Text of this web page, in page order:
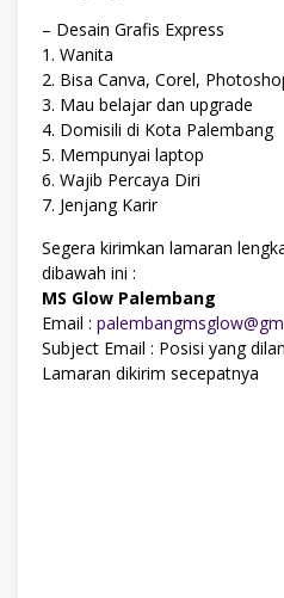
– Desain Grafis Express
1. Wanita
2. Bisa Canva, Corel,
3. Mau belajar dan upgrade
4. Domisili di Kota Palembang
5. Mempunyai laptop
6. Wajib Percaya Diri
7. Jenjang Karir
Segera kirimkan lamaran
dibawah ini :
MS Glow Palembang
Email :
Subject Email : Posisi yang
Lamaran dikirim secepatnya